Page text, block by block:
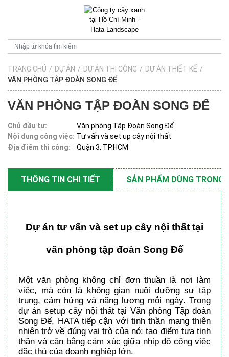
TRANG CHỦ / DỰ ÁN / DỰ ÁN THI CÔNG / DỰ ÁN THIẾT KẾ /
VĂN PHÒNG TẬP ĐOÀN SONG ĐẾ
VĂN PHÒNG TẬP ĐOÀN SONG ĐẾ
Chủ đầu tư:
Văn phòng Tập Đoàn Song Đế
Nội dung công việc: Tư vấn và set up cây nội thất
Địa điểm thi công:
Quận 3, TP.HCM
THÔNG TIN CHI TIẾT SẢN PHẨM DÙNG TRONG
Dự án tư vấn và set up cây nội thất tại
văn phòng tập đoàn Song Đế
Một văn phòng không chỉ đơn thuần là nơi làm
việc, mà còn là không gian nuôi dưỡng sự tập
trung, cảm hứng và năng lượng mỗi ngày. Trong
dự án setup cây nội thất tại Văn phòng Tập đoàn
Song Đế, HATA tiếp cận với tinh thần mang thiên
nhiên trở về đúng vai trò của nó: tạo điểm tựa tinh
thần và cân bằng cảm xúc giữa nhịp độ công việc
đặc thù của doanh nghiệp lớn.